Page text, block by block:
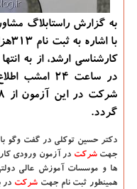
به گزارش راستابلاگ
كارشناسی ارشد، از به
در ساعت ۲۴
گردد.
دكتر حسین توكلی در گفت وگو با
جهتشركت
ها و موسسات آموزش عالی
همینطور ثبت نام جهت شركت در